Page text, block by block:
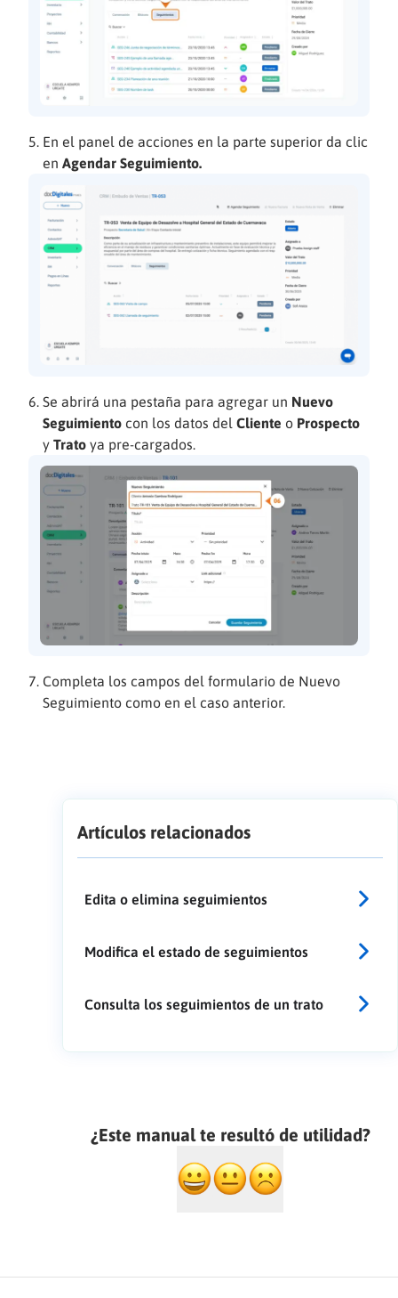
En el panel de acciones en la parte superior da clic
en Agendar Seguimiento.
Se abrirá una pestaña para agregar un Nuevo
Seguimiento con los datos del Cliente o Prospecto
y Trato ya pre-cargados.
Completa los campos del formulario de Nuevo
Seguimiento como en el caso anterior.
Artículos relacionados
Edita o elimina seguimientos
Modifica el estado de seguimientos
Consulta los seguimientos de un trato
¿Este manual te resultó de utilidad?